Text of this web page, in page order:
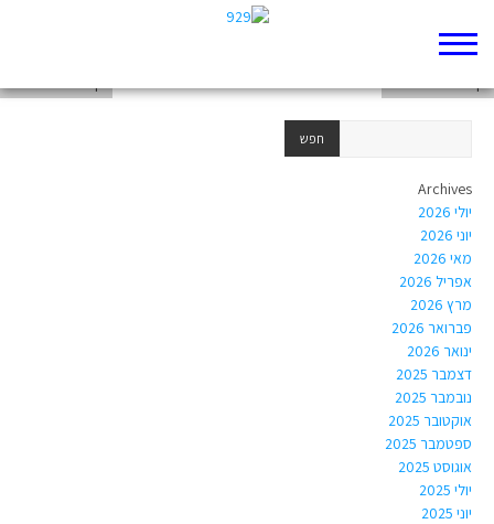
Archives
יולי 2026
יוני 2026
מאי 2026
אפריל 2026
מרץ 2026
פברואר 2026
ינואר 2026
דצמבר 2025
נובמבר 2025
אוקטובר 2025
ספטמבר 2025
אוגוסט 2025
יולי 2025
יוני 2025